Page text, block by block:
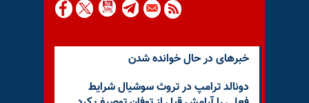
خبرهای در حال خوانده شدن
دونالد ترامپ در تروث سوشیال شرایط